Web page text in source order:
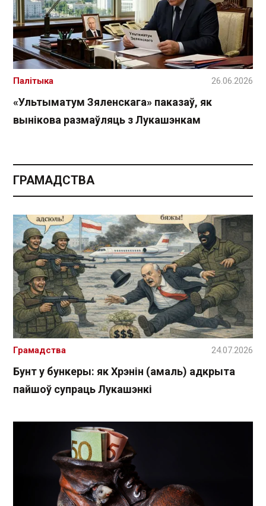
«Ультыматум Зяленскага» паказаў, як
вынікова размаўляць з Лукашэнкам
Палітыка 26.06.2026
ГРАМАДСТВА
Бунт у бункеры: як Хрэнін (амаль) адкрыта
пайшоў супраць Лукашэнкі
Грамадства 24.07.2026